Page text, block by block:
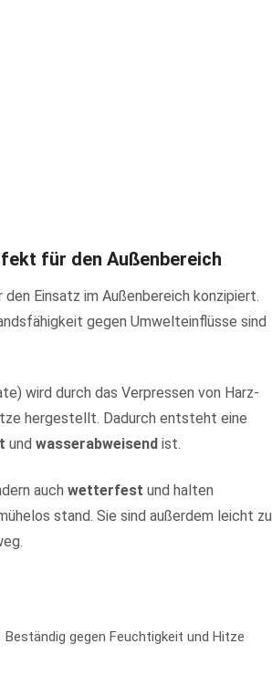
für den Außenbereich
Einsatz im Außenbereich konzipiert.
gegen Umwelteinflüsse sind
wird durch das Verpressen von Harz-
hergestellt. Dadurch entsteht eine
und wasserabweisend ist.
auch wetterfest und halten
stand. Sie sind außerdem leicht zu
Beständig gegen Feuchtigkeit und Hitze